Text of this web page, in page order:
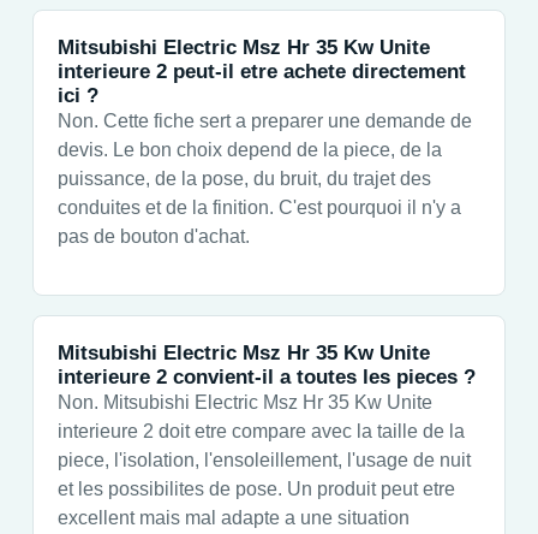
Mitsubishi Electric Msz Hr 35 Kw Unite
interieure 2 peut-il etre achete directement
ici ?
Non. Cette fiche sert a preparer une demande de
devis. Le bon choix depend de la piece, de la
puissance, de la pose, du bruit, du trajet des
conduites et de la finition. C'est pourquoi il n'y a
pas de bouton d'achat.
Mitsubishi Electric Msz Hr 35 Kw Unite
interieure 2 convient-il a toutes les pieces ?
Non. Mitsubishi Electric Msz Hr 35 Kw Unite
interieure 2 doit etre compare avec la taille de la
piece, l'isolation, l'ensoleillement, l'usage de nuit
et les possibilites de pose. Un produit peut etre
excellent mais mal adapte a une situation